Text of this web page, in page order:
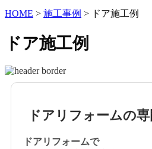
HOME > 施工事例 > ドア施工例
ドア施工例
ドアリフォームの
ドアリフォームで